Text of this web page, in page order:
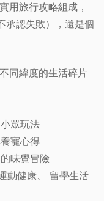
用旅行攻略組成，
承認失敗），還是個
同緯度的生活碎片
眾玩法
寵心得
味覺冒險
健康、 留學生活